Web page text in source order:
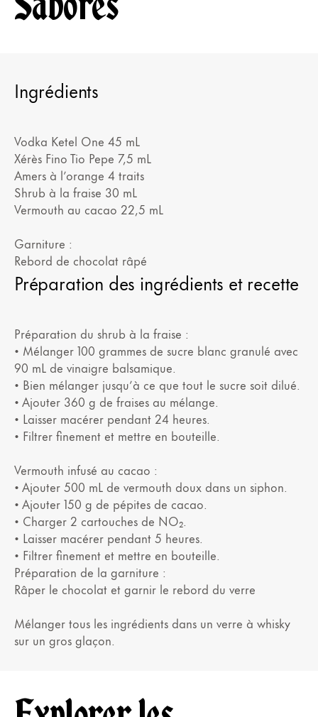
Ingrédients
Vodka Ketel One 45 mL
Xérès Fino Tio Pepe 7,5 mL
Amers à l’orange 4 traits
Shrub à la fraise 30 mL
Vermouth au cacao 22,5 mL
Garniture :
Rebord de chocolat râpé
Préparation des ingrédients et recette
Préparation du shrub à la fraise :
• Mélanger 100 grammes de sucre blanc granulé avec
90 mL de vinaigre balsamique.
• Bien mélanger jusqu’à ce que tout le sucre soit dilué.
• Ajouter 360 g de fraises au mélange.
• Laisser macérer pendant 24 heures.
• Filtrer finement et mettre en bouteille.
Vermouth infusé au cacao :
• Ajouter 500 mL de vermouth doux dans un siphon.
• Ajouter 150 g de pépites de cacao.
• Charger 2 cartouches de NO₂.
• Laisser macérer pendant 5 heures.
• Filtrer finement et mettre en bouteille.
Préparation de la garniture :
Râper le chocolat et garnir le rebord du verre
Mélanger tous les ingrédients dans un verre à whisky
sur un gros glaçon.